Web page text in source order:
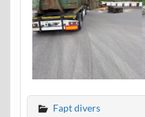
Fapt divers